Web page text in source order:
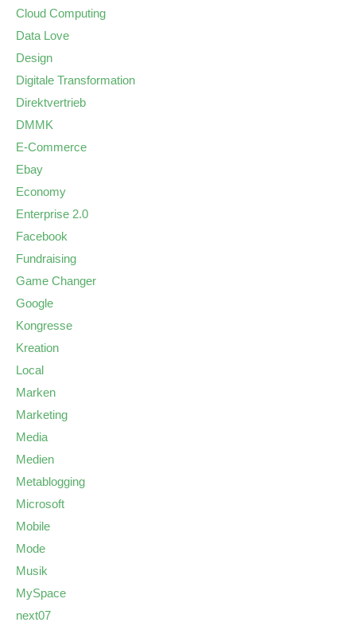
Cloud Computing
Data Love
Design
Digitale Transformation
Direktvertrieb
DMMK
E-Commerce
Ebay
Economy
Enterprise 2.0
Facebook
Fundraising
Game Changer
Google
Kongresse
Kreation
Local
Marken
Marketing
Media
Medien
Metablogging
Microsoft
Mobile
Mode
Musik
MySpace
next07